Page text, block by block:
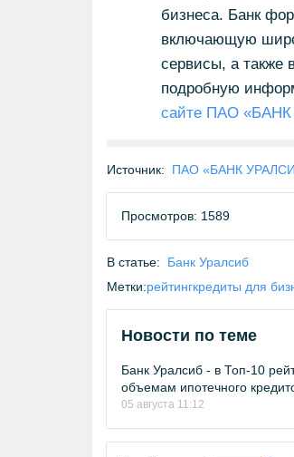
бизнеса. Банк
включающую
сервисы, а также
подробную
сайте ПАО
Источник: ПАО «БАНК
Просмотров: 1589
В статье:
Банк Уралсиб
Метки:рейтингкредиты для
Новости по теме
Банк Уралсиб - в Топ-10
объемам ипотечного
05 августа 11:12